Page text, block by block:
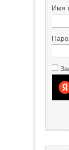
Имя